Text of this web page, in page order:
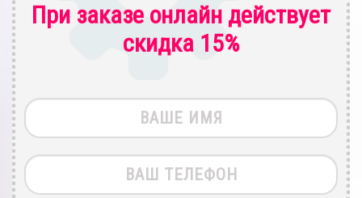
При заказе онлайн действует
скидка 15%